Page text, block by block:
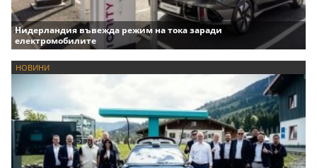
Нидерландия въвежда режим на тока заради
електромобилите
НОВИНИ